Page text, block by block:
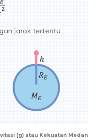
(g) atau Kekuatan Medan